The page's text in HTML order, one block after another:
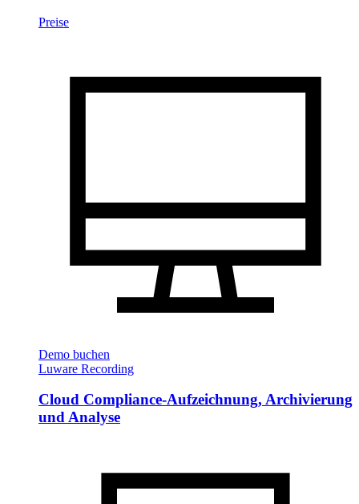
Preise
Demo buchen
Luware Recording
Cloud Compliance-Aufzeichnung, Archivierung
und Analyse